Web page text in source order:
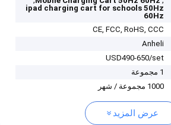
ipad charging cart for schools 50Hz
60Hz
CE, FCC, RoHS, CCC
Anheli
USD490-650/set
1 مجموعة
1000 مجموعة / شهر
عرض المزيد